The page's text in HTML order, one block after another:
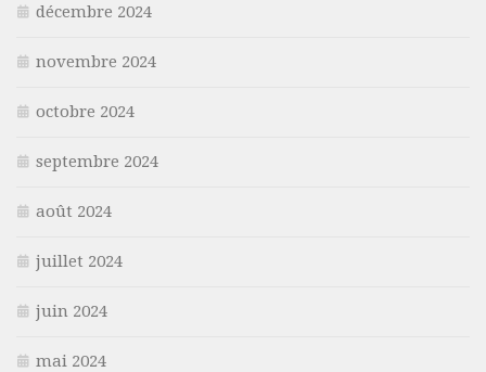
décembre 2024
novembre 2024
octobre 2024
septembre 2024
août 2024
juillet 2024
juin 2024
mai 2024